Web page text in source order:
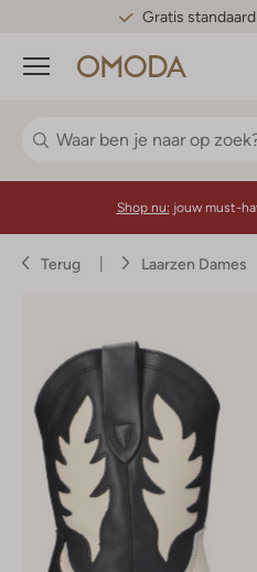
Gratis
Menu
Shop nu: jouw must-
Terug Laarzen Dames